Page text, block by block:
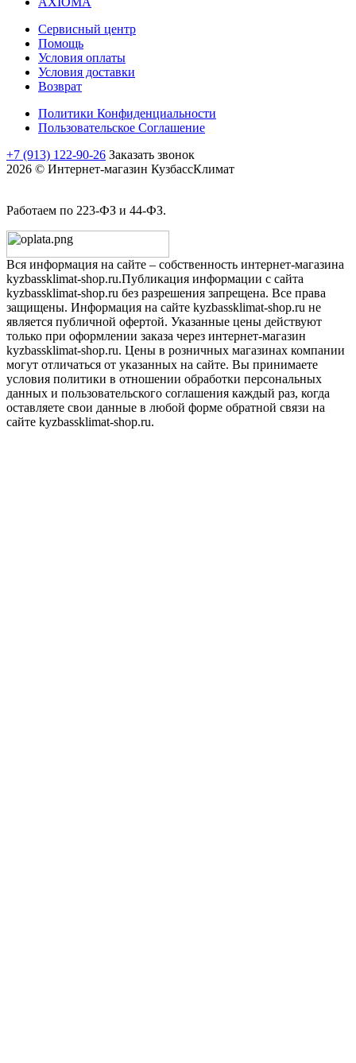
Сервисный центр
Помощь
Условия оплаты
Условия доставки
Возврат
Политики Конфиденциальности
Пользовательское Соглашение
+7 (913) 122-90-26 Заказать звонок
2026 © Интернет-магазин КузбассКлимат
Работаем по 223-ФЗ и 44-ФЗ.
Вся информация на сайте – собственность интернет-магазина
kyzbassklimat-shop.ru.Публикация информации с сайта
kyzbassklimat-shop.ru без разрешения запрещена. Все права
защищены. Информация на сайте kyzbassklimat-shop.ru не
является публичной офертой. Указанные цены действуют
только при оформлении заказа через интернет-магазин
kyzbassklimat-shop.ru. Цены в розничных магазинах компании
могут отличаться от указанных на сайте. Вы принимаете
условия политики в отношении обработки персональных
данных и пользовательского соглашения каждый раз, когда
оставляете свои данные в любой форме обратной связи на
сайте kyzbassklimat-shop.ru.